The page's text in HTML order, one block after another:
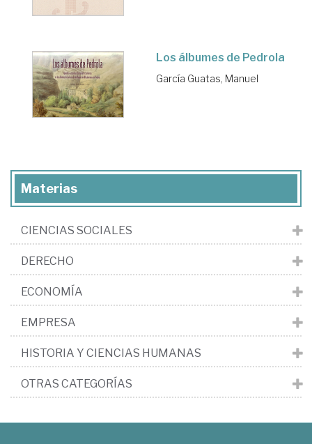
Los álbumes de Pedrola
García Guatas, Manuel
Materias
CIENCIAS SOCIALES
DERECHO
ECONOMÍA
EMPRESA
HISTORIA Y CIENCIAS HUMANAS
OTRAS CATEGORÍAS